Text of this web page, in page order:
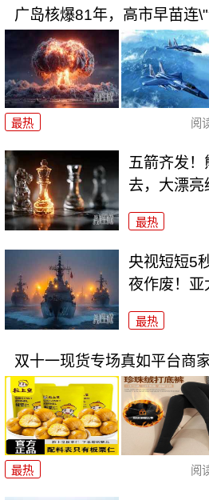
广岛核爆81年，高市早苗连\"
最热 阅
五箭齐发
去，大漂亮
最热
央视短短5
夜作废！亚
最热
双十一现货专场真如平台商
最热 阅